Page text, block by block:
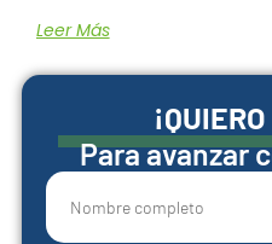
Leer Más
Para avanzar